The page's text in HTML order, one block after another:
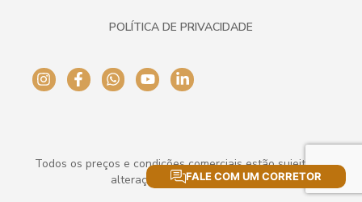
POLÍTICA DE PRIVACIDADE
Todos os preços e condições comerciais estão sujeitos a
alteração sem aviso prévio.FALE COM UM CORRETOR